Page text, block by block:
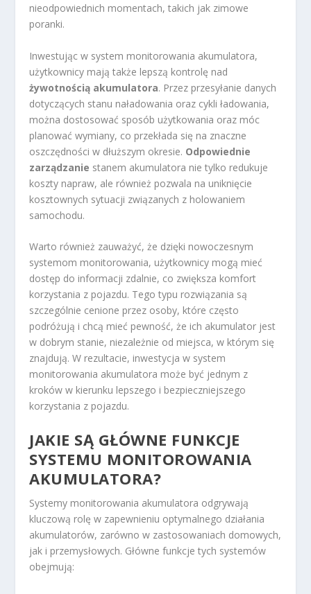
nieodpowiednich momentach, takich jak zimowe
poranki.
Inwestując w system monitorowania akumulatora,
użytkownicy mają także lepszą kontrolę nad
żywotnością akumulatora. Przez przesyłanie danych
dotyczących stanu naładowania oraz cykli ładowania,
można dostosować sposób użytkowania oraz móc
planować wymiany, co przekłada się na znaczne
oszczędności w dłuższym okresie. Odpowiednie
zarządzanie stanem akumulatora nie tylko redukuje
koszty napraw, ale również pozwala na uniknięcie
kosztownych sytuacji związanych z holowaniem
samochodu.
Warto również zauważyć, że dzięki nowoczesnym
systemom monitorowania, użytkownicy mogą mieć
dostęp do informacji zdalnie, co zwiększa komfort
korzystania z pojazdu. Tego typu rozwiązania są
szczególnie cenione przez osoby, które często
podróżują i chcą mieć pewność, że ich akumulator jest
w dobrym stanie, niezależnie od miejsca, w którym się
znajdują. W rezultacie, inwestycja w system
monitorowania akumulatora może być jednym z
kroków w kierunku lepszego i bezpieczniejszego
korzystania z pojazdu.
JAKIE SĄ GŁÓWNE FUNKCJE
SYSTEMU MONITOROWANIA
AKUMULATORA?
Systemy monitorowania akumulatora odgrywają
kluczową rolę w zapewnieniu optymalnego działania
akumulatorów, zarówno w zastosowaniach domowych,
jak i przemysłowych. Główne funkcje tych systemów
obejmują: